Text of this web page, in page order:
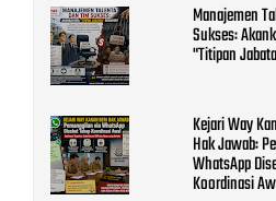
Manajemen
Sukses:
"Titipan
Kejari Way
Hak Jawab:
WhatsApp
Koordinasi